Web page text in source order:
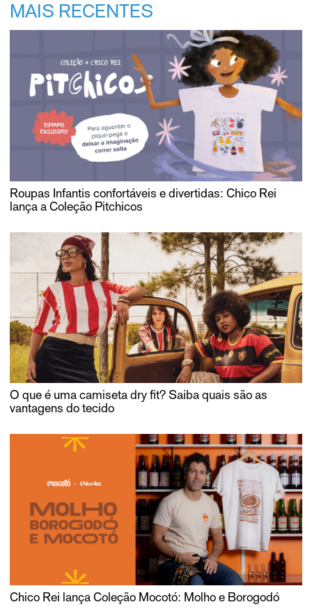
MAIS RECENTES
Roupas Infantis confortáveis e divertidas: Chico Rei
lança a Coleção Pitchicos
O que é uma camiseta dry fit? Saiba quais são as
vantagens do tecido
Chico Rei lança Coleção Mocotó: Molho e Borogodó